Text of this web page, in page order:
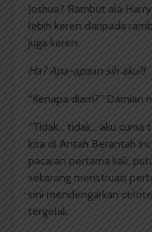
Joshua? Rambut ala
lebih keren daripada
juga keren.
Ha? Apa-apaan sih aku?!
“Kenapa diam?” Damian
“Tidak… tidak… aku
kita di Antah Berantah
pacaran pertama kali,
sekarang menstruasi
sini mendengarkan
tergelak.